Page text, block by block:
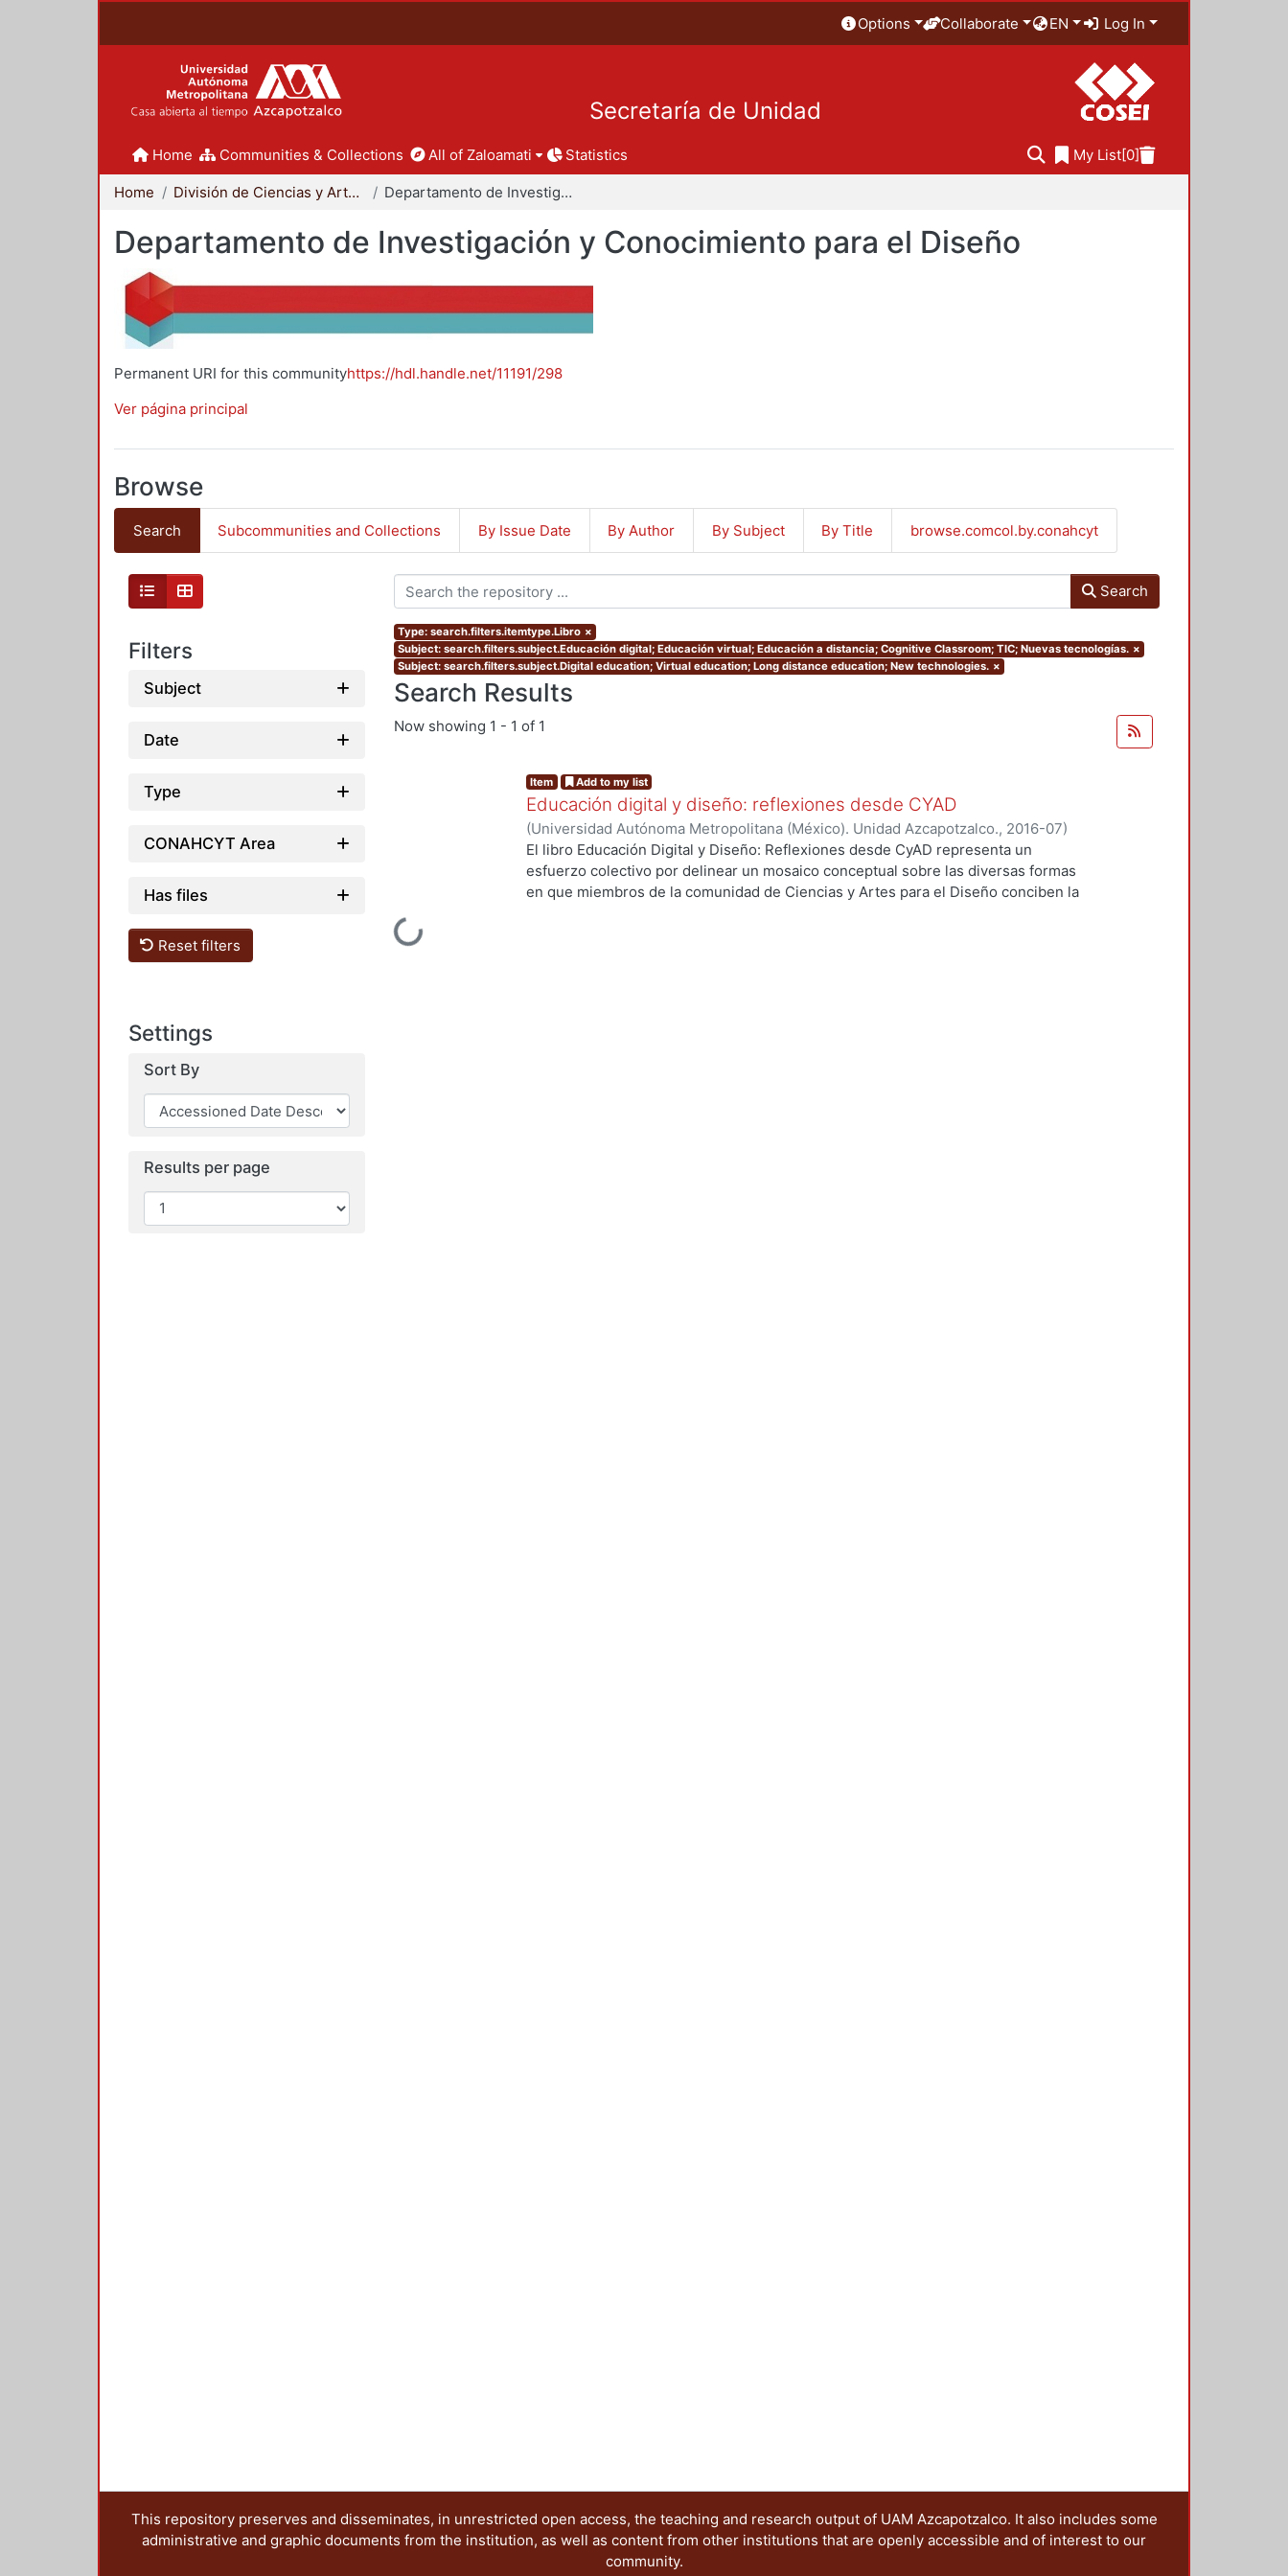
Options Collaborate EN Log In
Secretaría de Unidad
Home Communities & Collections All of Zaloamati Statistics My List[0]
Home División de Ciencias y Artes para el Diseño Departamento de Investigación y Conocimiento para el Diseño
Departamento de Investigación y Conocimiento para el Diseño
Permanent URI for this communityhttps://hdl.handle.net/11191/298
Ver página principal
Browse
Search Subcommunities and Collections By Issue Date By Author By Subject By Title browse.comcol.by.conahcyt
Filters
Subject
Date
Type
CONAHCYT Area
Has files
Reset filters
Settings
Sort By
Results per page
Search
Type: search.filters.itemtype.Libro ×
Subject: search.filters.subject.Educación digital; Educación virtual; Educación a distancia; Cognitive Classroom; TIC; Nuevas tecnologías. ×
Subject: search.filters.subject.Digital education; Virtual education; Long distance education; New technologies. ×
Search Results
Now showing 1 - 1 of 1
Loading...
Item Add to my list
Educación digital y diseño: reflexiones desde CYAD
(Universidad Autónoma Metropolitana (México). Unidad Azcapotzalco., 2016-07)
El libro Educación Digital y Diseño: Reflexiones desde CyAD representa un
esfuerzo colectivo por delinear un mosaico conceptual sobre las diversas formas
en que miembros de la comunidad de Ciencias y Artes para el Diseño conciben la
This repository preserves and disseminates, in unrestricted open access, the teaching and research output of UAM Azcapotzalco. It also includes some
administrative and graphic documents from the institution, as well as content from other institutions that are openly accessible and of interest to our
community.